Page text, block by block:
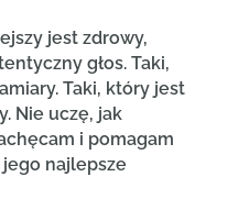
jest zdrowy,
głos. Taki,
Taki, który jest
Nie uczę, jak
i pomagam
najlepsze